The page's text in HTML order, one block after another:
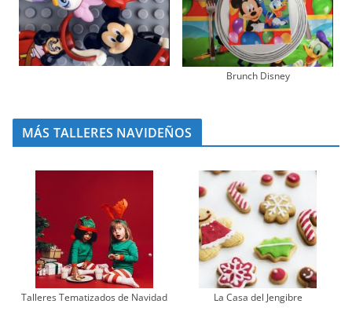
Brunch Disney
MÁS TALLERES NAVIDEÑOS
Talleres Tematizados de Navidad La Casa del Jengibre